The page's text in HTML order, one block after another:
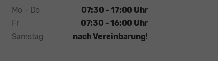
Mo - Do
07:30 - 17:00 Uhr
Fr
07:30 - 16:00 Uhr
Samstag
nach Vereinbarung!